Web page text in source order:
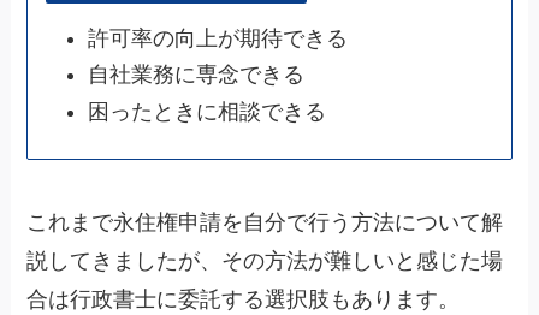
許可率の向上が期待できる
自社業務に専念できる
困ったときに相談できる
これまで永住権申請を自分で行う方法について解
説してきましたが、その方法が難しいと感じた場
合は行政書士に委託する選択肢もあります。